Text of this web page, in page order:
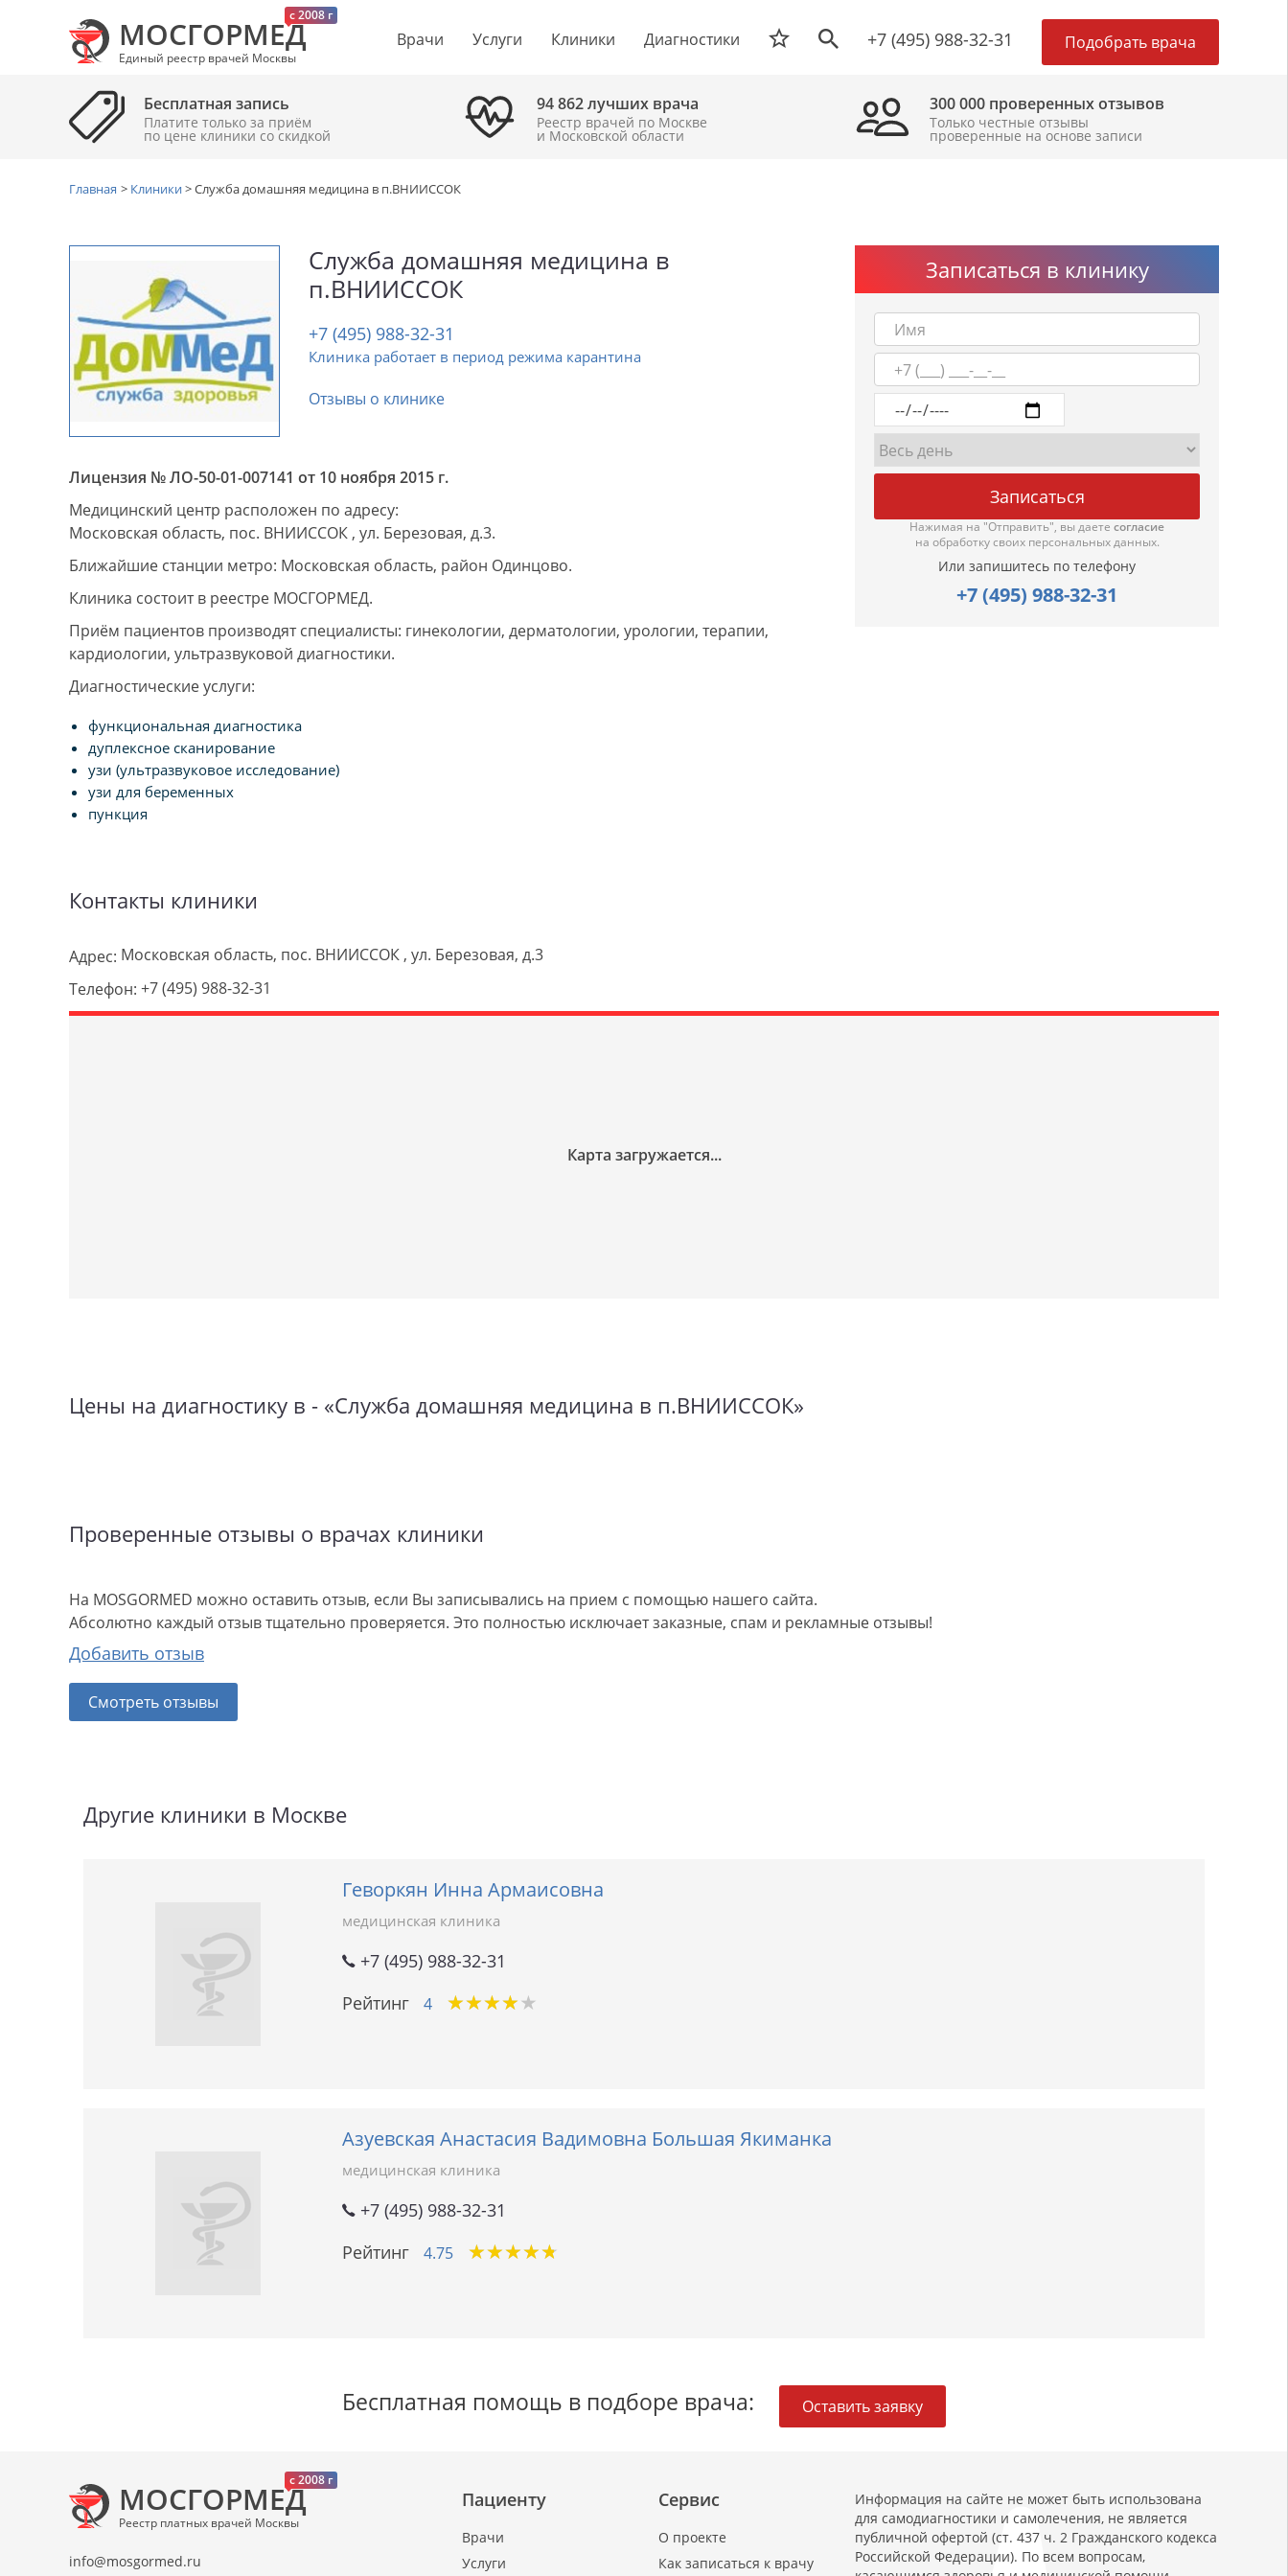
c 2008 г
МОСГОРМЕД
Единый реестр врачей Москвы
Врачи Услуги Клиники Диагностики +7 (495) 988-32-31 Подобрать врача
Бесплатная запись
Платите только за приём
по цене клиники cо скидкой
94 862 лучших врача
Реестр врачей по Москве
и Московской области
300 000 проверенных отзывов
Только честные отзывы
проверенные на основе записи
Главная > Клиники>Служба домашняя медицина в п.ВНИИССОК
Служба домашняя медицина в
п.ВНИИССОК
+7 (495) 988-32-31
Клиника работает в период режима карантина
Отзывы о клинике
Лицензия № ЛО-50-01-007141 от 10 ноября 2015 г.
Медицинский центр расположен по адресу:
Московская область, пос. ВНИИССОК , ул. Березовая, д.3.
Ближайшие станции метро: Московская область, район Одинцово.
Клиника состоит в реестре МОСГОРМЕД.
Приём пациентов производят специалисты: гинекологии, дерматологии, урологии, терапии,
кардиологии, ультразвуковой диагностики.
Диагностические услуги:
функциональная диагностика
дуплексное сканирование
узи (ультразвуковое исследование)
узи для беременных
пункция
Записаться в клинику
Нажимая на "Отправить", вы даете согласие
на обработку своих персональных данных.
Или запишитесь по телефону
+7 (495) 988-32-31
Контакты клиники
Адрес: Московская область, пос. ВНИИССОК , ул. Березовая, д.3
Телефон: +7 (495) 988-32-31
Цены на диагностику в - «Служба домашняя медицина в п.ВНИИССОК»
Проверенные отзывы о врачах клиники
На MOSGORMED можно оставить отзыв, если Вы записывались на прием с помощью нашего сайта.
Абсолютно каждый отзыв тщательно проверяется. Это полностью исключает заказные, спам и рекламные отзывы!
Добавить отзыв
Смотреть отзывы
Другие клиники в Москве
Геворкян Инна Армаисовна
медицинская клиника
+7 (495) 988-32-31
Рейтинг
4 ★★★★★
★★★★★
Азуевская Анастасия Вадимовна Большая Якиманка
медицинская клиника
+7 (495) 988-32-31
Рейтинг
4.75 ★★★★★
★★★★★
Бесплатная помощь в подборе врача: Оставить заявку
c 2008 г
МОСГОРМЕД
Реестр платных врачей Москвы
info@mosgormed.ru
Пациенту
Врачи
Услуги
Сервис
О проекте
Как записаться к врачу
Информация на сайте не может быть использована
для самодиагностики и самолечения, не является
публичной офертой (ст. 437 ч. 2 Гражданского кодекса
Российской Федерации). По всем вопросам,